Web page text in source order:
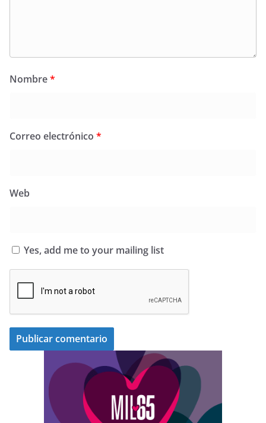
Nombre*
Correo electrónico *
Web
Yes, add me to your mailing list